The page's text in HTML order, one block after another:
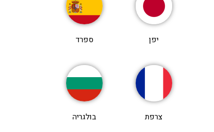
יפן ספרד
צרפת בולגריה